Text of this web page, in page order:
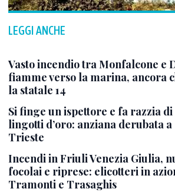
LEGGI ANCHE
Vasto incendio tra Monfalcone e
fiamme verso la marina, ancora
la statale 14
Si finge un ispettore e fa razzia di
lingotti d’oro: anziana derubata a
Trieste
Incendi in Friuli Venezia Giulia,
focolai e riprese: elicotteri in
Tramonti e Trasaghis